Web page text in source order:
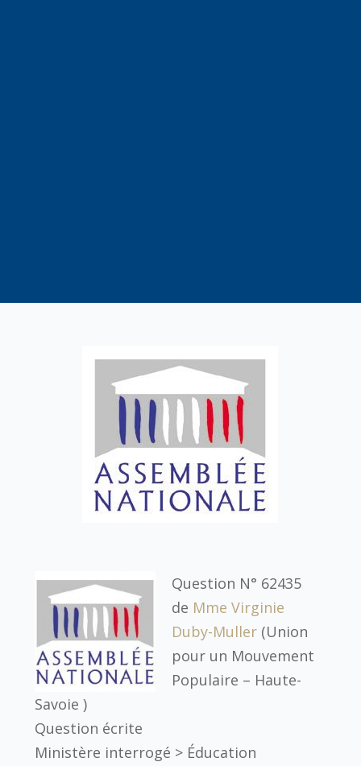
Question N° 62435
de Mme Virginie
Duby-Muller(Union
pour un Mouvement
Populaire – Haute-
Savoie )
Question écrite
Ministère interrogé > Éducation